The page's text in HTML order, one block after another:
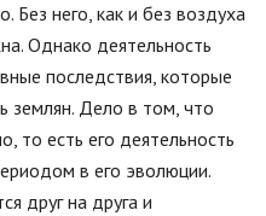
Без него, как и без воздуха
Однако деятельность
последствия, которые
землян. Дело в том, что
то есть его деятельность
в его эволюции.
друг на друга и